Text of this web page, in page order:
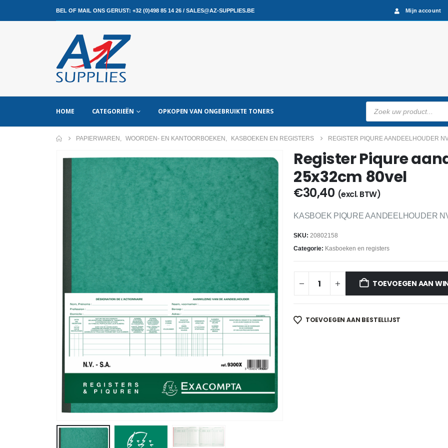
BEL OF MAIL ONS GERUST: +32 (0)498 85 14 26 / SALES@AZ-SUPPLIES.BE Mijn account
HOME CATEGORIEËN OPKOPEN VAN ONGEBRUIKTE TONERS
Producten
zoeken
PAPIERWAREN , WOORDEN- EN KANTOORBOEKEN , KASBOEKEN EN REGISTERS REGISTER PIQURE AANDEELHOUDER
Register Piqure
25x32cm 80vel
€30,40 (excl. BTW)
KASBOEK PIQURE AANDEELHOUDER
SKU: 20802158
Categorie: Kasboeken en registers
TOEVOEGEN AAN
TOEVOEGEN AAN BESTELLIJST